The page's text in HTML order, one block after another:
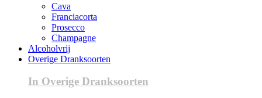
Cava
Franciacorta
Prosecco
Champagne
Alcoholvrij
Overige Dranksoorten
In Overige Dranksoorten